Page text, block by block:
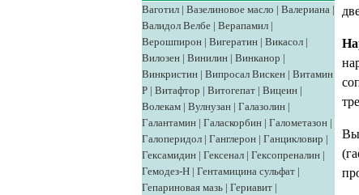
Ваготил | Вазелиновое масло | Валериана |
Валидол Велбе | Верапамил |
Верошпирон | Вигератин | Викасол |
Вилозен | Винилин | Винканор |
Винкристин | Випросал Вискен | Витамин
Р | Витафтор | Витогепат | Вицеин |
Волекам | Вулнузан | Галазолин |
Галантамин | Галаскорбин | Галометазон |
Галоперидол | Ганглерон | Ганцикловир |
Гексамидин | Гексенал | Гексопреналин |
Гемодез-Н | Гентамицина сульфат |
Гепариновая мазь | Гериавит |